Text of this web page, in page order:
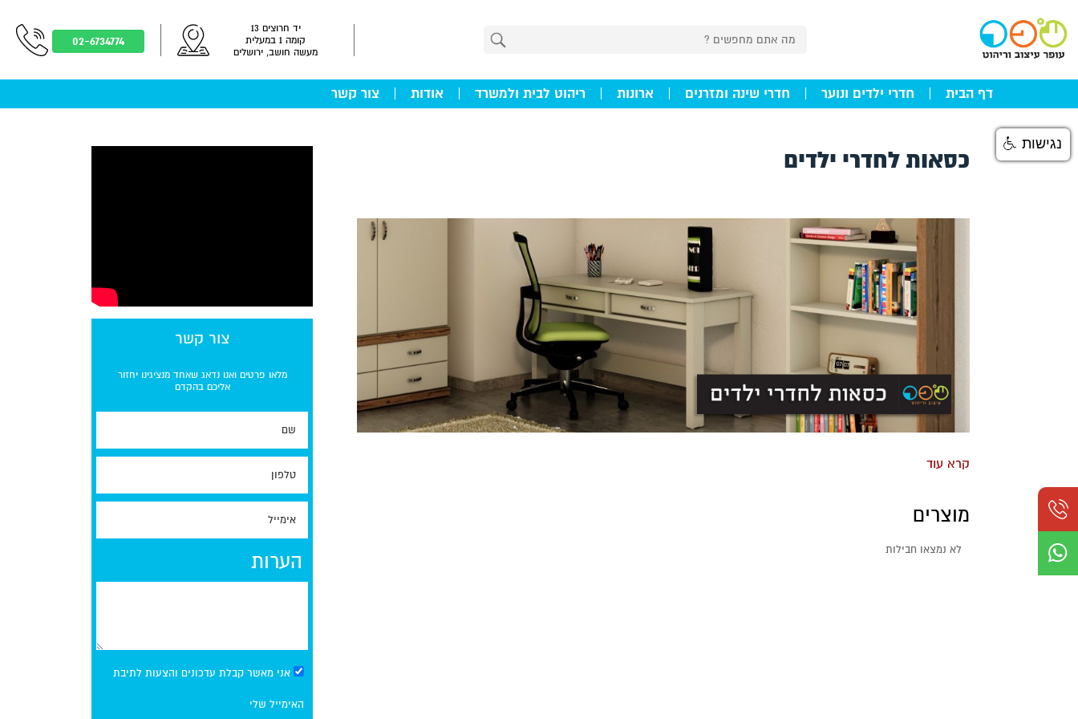
02-6734774
יד חרוצים 13
קומה 1 במעלית
מעשה חושב, ירושלים
דף הבית חדרי ילדים ונוער חדרי שינה ומזרנים ארונות ריהוט לבית ולמשרד אודות צור קשר
כסאות לחדרי ילדים
מוצרים
לא נמצאו חבילות
צור קשר
מלאו פרטים ואנו נדאג שאחד מנציגינו יחזור
אליכם בהקדם
הערות
אני מאשר קבלת עדכונים והצעות לתיבת
האימייל שלי
נגישות